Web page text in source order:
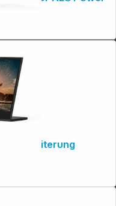
16" Bildschirmerweiterung